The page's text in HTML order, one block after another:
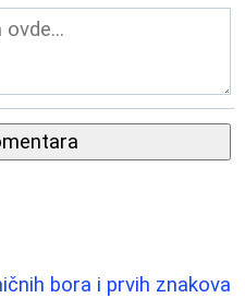
bora i prvih znakova